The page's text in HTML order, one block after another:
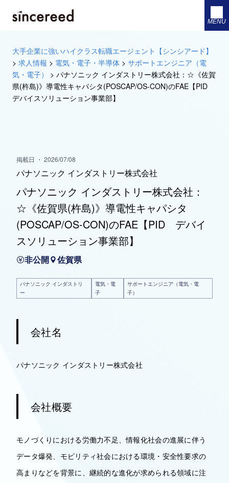
MENU
大手企業に強いハイクラス転職エージェント【シンシアード】
> 求人情報 > 電気・電子・半導体 > サポートエンジニア（電
気・電子）
> パナソニック インダストリー株式会社：☆《佐賀
県(杵島)》導電性キャパシタ(POSCAP/OS-CON)のFAE【PID
デバイスソリューション事業部】
掲載日 ・ 2026/07/08
パナソニック インダストリー株式会社
パナソニック インダストリー株式会社：
☆《佐賀県(杵島)》導電性キャパシタ
(POSCAP/OS-CON)のFAE【PID デバイ
スソリューション事業部】
非公開 佐賀県
パナソニック インダストリ
ー
電気・電
子
サポートエンジニア（電気・電
子）
会社名
パナソニック インダストリー株式会社
会社概要
モノづくりにおける労働力不足、情報化社会の進展に伴う
データ爆発、モビリティ社会における環境・安全性要求の
高まりなどを背景に、継続的な進化が求められる領域に注